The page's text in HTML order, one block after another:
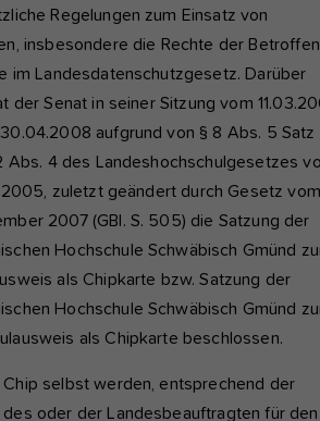
Regelungen zum Einsatz von
insbesondere die Rechte der
im Landesdatenschutzgesetz. Darüber
der Senat in seiner Sitzung vom
aufgrund von § 8 Abs. 5 Satz
Abs. 4 des Landeshochschulgesetzes
2005, zuletzt geändert durch Gesetz vom
2007 (GBl. S. 505) die Satzung der
Hochschule Schwäbisch Gmünd
als Chipkarte bzw. Satzung der
Hochschule Schwäbisch Gmünd
als Chipkarte beschlossen.
selbst werden, entsprechend der
oder der Landesbeauftragten für den